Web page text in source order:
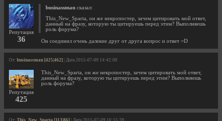
Репутация
36
businassman сказал:
This_New_Sparta, он же некропостер, зачем цитировать мой ответ,
данный на фразу, которую ты цитируешь перед этим? Выполняешь
роль форума?
Он соединил очень далекие друг от друга вопрос и ответ =D
От: businassman [425|462] | Дата 2015-07-09 14:42:00
Репутация
425
This_New_Sparta, он же некропостер, зачем цитировать мой ответ,
данный на фразу, которую ты цитируешь перед этим? Выполняешь
роль форума?
От: This_New_Sparta [113|86] | Дата 2015-07-09 10:15:39